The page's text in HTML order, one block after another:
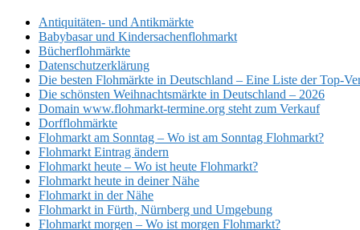
Antiquitäten- und Antikmärkte
Babybasar und Kindersachenflohmarkt
Bücherflohmärkte
Datenschutzerklärung
Die besten Flohmärkte in Deutschland – Eine Liste der Top-
Die schönsten Weihnachtsmärkte in Deutschland – 2026
Domain www.flohmarkt-termine.org steht zum Verkauf
Dorfflohmärkte
Flohmarkt am Sonntag – Wo ist am Sonntag Flohmarkt?
Flohmarkt Eintrag ändern
Flohmarkt heute – Wo ist heute Flohmarkt?
Flohmarkt heute in deiner Nähe
Flohmarkt in der Nähe
Flohmarkt in Fürth, Nürnberg und Umgebung
Flohmarkt morgen – Wo ist morgen Flohmarkt?